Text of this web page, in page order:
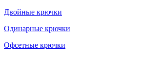
Двойные крючки
Одинарные крючки
Офсетные крючки